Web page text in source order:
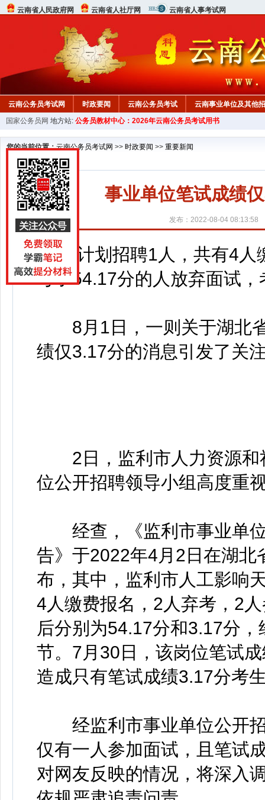
云南省人民政府网 云南省人社厅网 云南省人事考试网
云南公务员考试网 时政要闻 云南公务员考试
云南事业单位及其他
国家公务员网 地方站: 公务员教材中心：2026年云南公务员考试用书
您的当前位置：云南公务员考试网 >> 时政要闻 >> 重要新闻
事业单位笔试成绩
发布：2022-08-04 08:13:58
计划招聘1人，共有4人缴
考了54.17分的人放弃面试，
8月1日，一则关于湖北省
绩仅3.17分的消息引发了关
2日，监利市人力资源和
位公开招聘领导小组高度重
经查，《监利市事业单位
告》于2022年4月2日在湖北
布，其中，监利市人工影响
4人缴费报名，2人弃考，2
后分别为54.17分和3.17分
节。7月30日，该岗位笔试
造成只有笔试成绩3.17分考
经监利市事业单位公开招
仅有一人参加面试，且笔试
对网友反映的情况，将深入